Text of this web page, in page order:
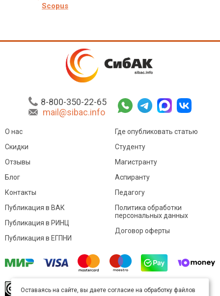
Scopus
8-800-350-22-65
mail@sibac.info
О нас
Скидки
Отзывы
Блог
Контакты
Где опубликовать статью
Студенту
Магистранту
Аспиранту
Педагогу
Публикация в ВАК
Публикация в РИНЦ
Публикация в ЕГПНИ
Политика обработки
персональных данных
Договор оферты
произведение доступно полицензии Creative
Оставаясь на сайте, вы даете согласие на обработку файлов